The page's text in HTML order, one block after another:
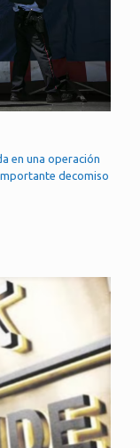
en una operación
decomiso